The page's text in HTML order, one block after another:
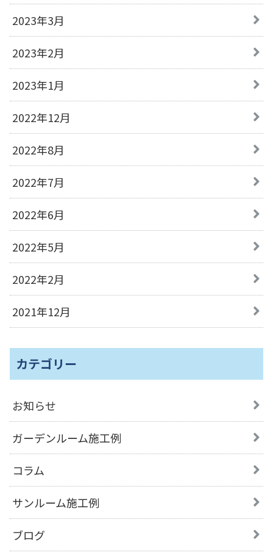
2023年3月
2023年2月
2023年1月
2022年12月
2022年8月
2022年7月
2022年6月
2022年5月
2022年2月
2021年12月
カテゴリー
お知らせ
ガーデンルーム施工例
コラム
サンルーム施工例
ブログ